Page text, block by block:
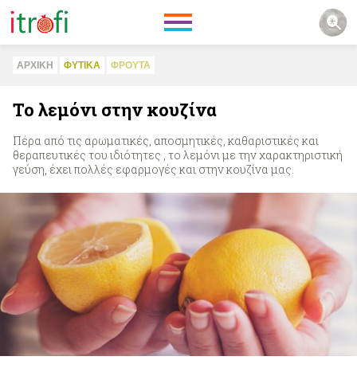
ΑΡΧΙΚΗ ΦΥΤΙΚA ΦΡΟΥΤΑ
Το λεμόνι στην κουζίνα
Πέρα από τις αρωματικές, αποσμητικές, καθαριστικές και
θεραπευτικές του ιδιότητες , το λεμόνι με την χαρακτηριστική
γεύση, έχει πολλές εφαρμογές και στην κουζίνα μας.